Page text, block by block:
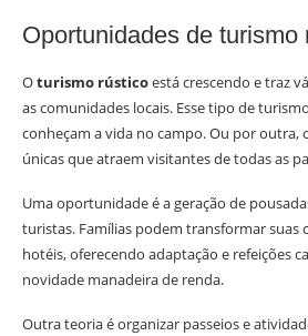
Oportunidades de turismo
Oturismo rústicoestá crescendo e traz
as comunidades locais. Esse tipo de
conheçam a vida no campo. Ou por outra,
únicas que atraem visitantes de todas as
Uma oportunidade é a geração de
turistas. Famílias podem transformar suas
hotéis, oferecendo adaptação e refeições
novidade manadeira de renda.
Outra teoria é organizar passeios e